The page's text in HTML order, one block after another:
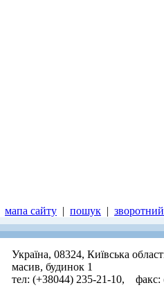
мапа сайту | пошук |
Україна, 08324, Київська
масив, будинок 1
тел: (+38044) 235-21-10, факс: